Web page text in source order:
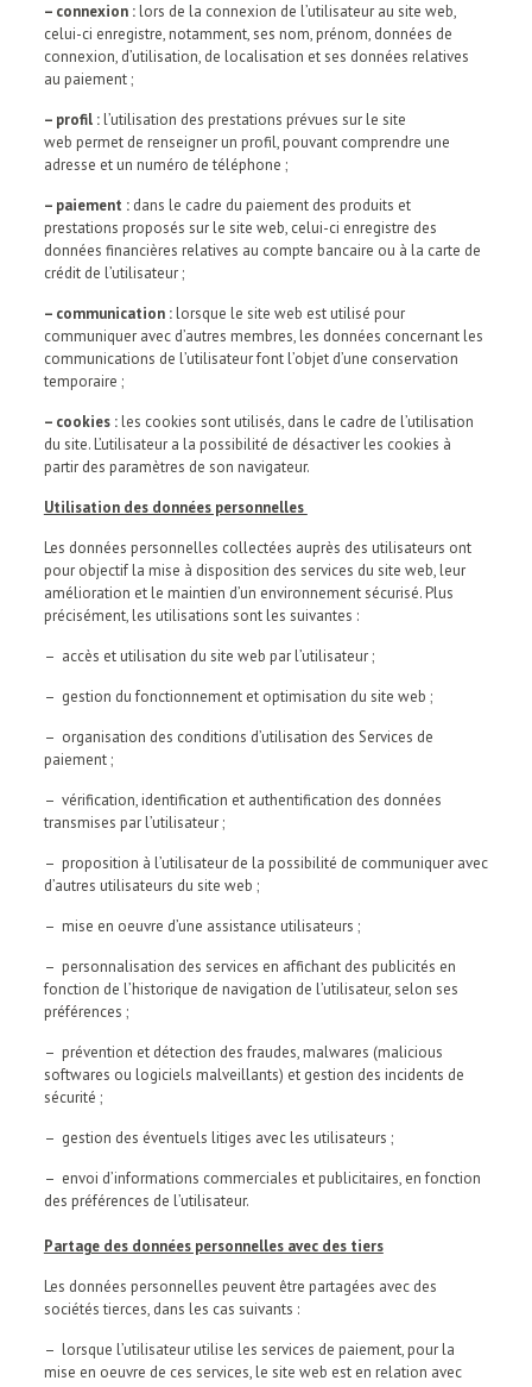
– connexion :lors de la connexion de l’utilisateur au site web,
celui-ci enregistre, notamment, ses nom, prénom, données de
connexion, d’utilisation, de localisation et ses données relatives
au paiement ;
– profil :l’utilisation des prestations prévues sur le site
web permet de renseigner un profil, pouvant comprendre une
adresse et un numéro de téléphone ;
– paiement : dans le cadre du paiement des produits et
prestations proposés sur le site web, celui-ci enregistre des
données financières relatives au compte bancaire ou à la carte de
crédit de l’utilisateur ;
– communication :lorsque le site web est utilisé pour
communiquer avec d’autres membres, les données concernant les
communications de l’utilisateur font l’objet d’une conservation
temporaire ;
– cookies :les cookies sont utilisés, dans le cadre de l’utilisation
du site. L’utilisateur a la possibilité de désactiver les cookies à
partir des paramètres de son navigateur.
Utilisation des données personnelles
Les données personnelles collectées auprès des utilisateurs ont
pour objectif la mise à disposition des services du site web, leur
amélioration et le maintien d’un environnement sécurisé. Plus
précisément, les utilisations sont les suivantes :
– accès et utilisation du site web par l’utilisateur ;
– gestion du fonctionnement et optimisation du site web ;
– organisation des conditions d’utilisation des Services de
paiement ;
– vérification, identification et authentification des données
transmises par l’utilisateur ;
– proposition à l’utilisateur de la possibilité de communiquer avec
d’autres utilisateurs du site web ;
– mise en oeuvre d’une assistance utilisateurs ;
– personnalisation des services en affichant des publicités en
fonction de l’historique de navigation de l’utilisateur, selon ses
préférences ;
– prévention et détection des fraudes, malwares (malicious
softwares ou logiciels malveillants) et gestion des incidents de
sécurité ;
– gestion des éventuels litiges avec les utilisateurs ;
– envoi d’informations commerciales et publicitaires, en fonction
des préférences de l’utilisateur.
Partage des données personnelles avec des tiers
Les données personnelles peuvent être partagées avec des
sociétés tierces, dans les cas suivants :
– lorsque l’utilisateur utilise les services de paiement, pour la
mise en oeuvre de ces services, le site web est en relation avec